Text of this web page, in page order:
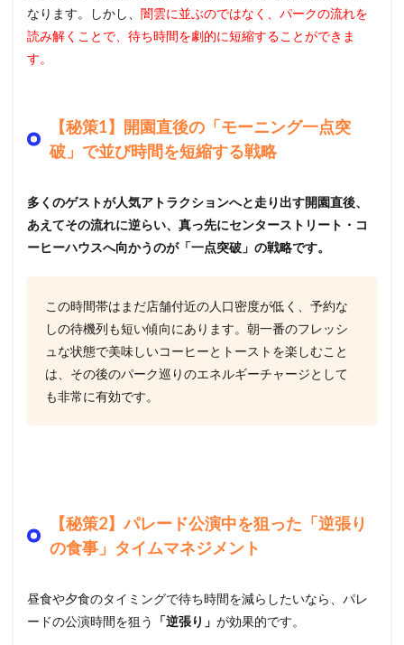
なります。しかし、 闇雲に並ぶのではなく、パークの流れを
読み解くことで、待ち時間を劇的に短縮することができま
す。
【秘策1】開園直後の「モーニング一点突
破」で並び時間を短縮する戦略
多くのゲストが人気アトラクションへと走り出す開園直後、
あえてその流れに逆らい、真っ先にセンターストリート・コ
ーヒーハウスへ向かうのが「一点突破」の戦略です。
この時間帯はまだ店舗付近の人口密度が低く、予約な
しの待機列も短い傾向にあります。朝一番のフレッシ
ュな状態で美味しいコーヒーとトーストを楽しむこと
は、その後のパーク巡りのエネルギーチャージとして
も非常に有効です。
【秘策2】パレード公演中を狙った「逆張り
の食事」タイムマネジメント
昼食や夕食のタイミングで待ち時間を減らしたいなら、パレ
ードの公演時間を狙う
「逆張り」 が効果的です。